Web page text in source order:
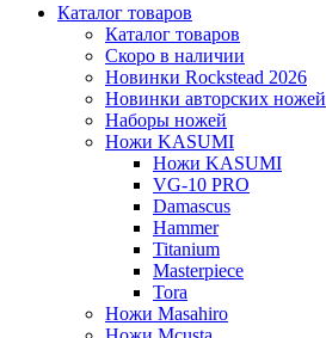
Каталог товаров
Каталог товаров
Скоро в наличии
Новинки Rockstead 2026
Новинки авторских ножей
Наборы ножей
Ножи KASUMI
Ножи KASUMI
VG-10 PRO
Damascus
Hammer
Titanium
Masterpiece
Tora
Ножи Masahiro